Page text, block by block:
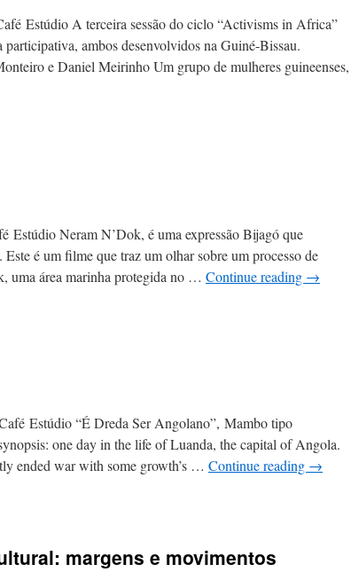
Estúdio A terceira sessão do ciclo “Activisms in Africa”
ambos desenvolvidos na Guiné-Bissau.
e Daniel Meirinho Um grupo de mulheres guineenses,
Neram N’Dok, é uma expressão Bijagó que
é um filme que traz um olhar sobre um processo de
uma área marinha protegida no … Continue reading →
Estúdio “É Dreda Ser Angolano”, Mambo tipo
one day in the life of Luanda, the capital of Angola.
ended war with some growth’s … Continue reading →
margens e movimentos